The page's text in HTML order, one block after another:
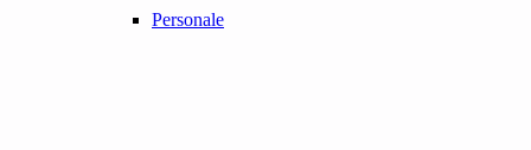
Personale